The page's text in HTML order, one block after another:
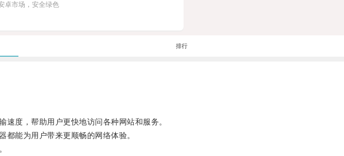
卓市场，安全绿色
排行
度，帮助用户更快地访问各种网站和服务。
能为用户带来更顺畅的网络体验。